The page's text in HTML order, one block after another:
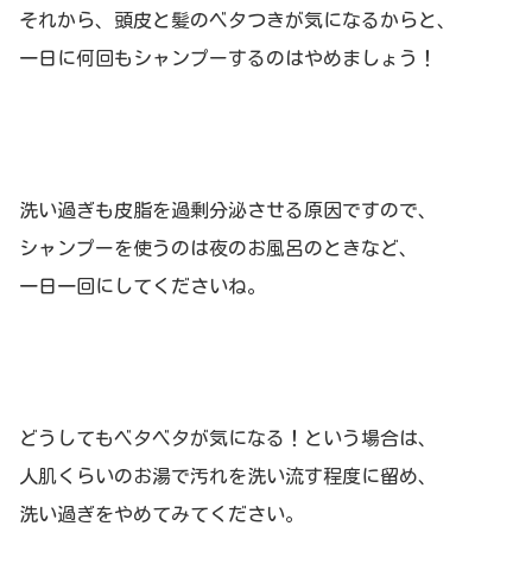
それから、頭皮と髪のベタつきが気になるからと、
一日に何回もシャンプーするのはやめましょう！
洗い過ぎも皮脂を過剰分泌させる原因ですので、
シャンプーを使うのは夜のお風呂のときなど、
一日一回にしてくださいね。
どうしてもベタベタが気になる！という場合は、
人肌くらいのお湯で汚れを洗い流す程度に留め、
洗い過ぎをやめてみてください。